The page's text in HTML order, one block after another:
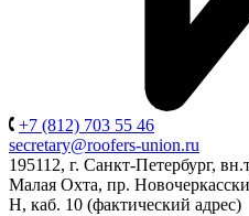
+7 (812) 703 55 46
secretary@roofers-union.ru
195112, г. Санкт-Петербург,
Малая Охта, пр.
Н, каб. 10 (фактический адрес)